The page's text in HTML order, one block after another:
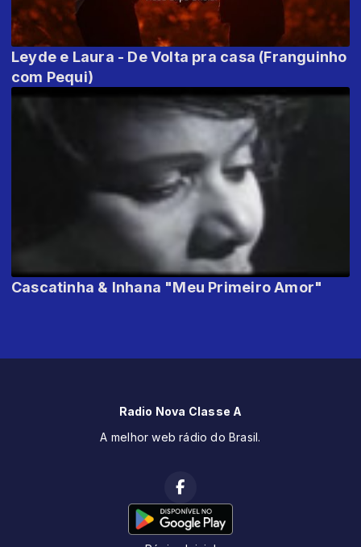
Leyde e Laura - De Volta pra casa (Franguinho
com Pequi)
Cascatinha & Inhana "Meu Primeiro Amor"
Radio Nova Classe A
A melhor web rádio do Brasil.